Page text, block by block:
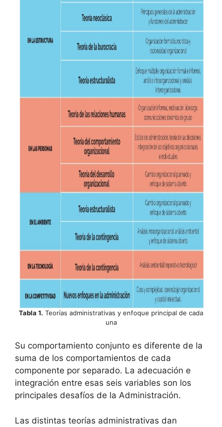
Tabla 1. Teorías administrativas y enfoque principal de cada
una
Su comportamiento conjunto es diferente de la
suma de los comportamientos de cada
componente por separado. La adecuación e
integración entre esas seis variables son los
principales desafíos de la Administración.
Las distintas teorías administrativas dan